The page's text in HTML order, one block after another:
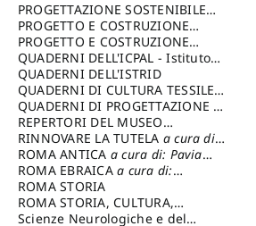
DELL'ARCHITETTURAa cura di:
Ippoliti Alessandro
PROGETTAZIONE SOSTENIBILE
PARTECIPATA
PROGETTO E COSTRUZIONE
DELL’ARCHITETTURA
PROGETTO E COSTRUZIONE
SOSTENIBILE
QUADERNI DELL'ICPAL - Istituto
centrale per il restauro e la
conservazione del patrimonio
archivistico e librario
QUADERNI DELL'ISTRID
QUADERNI DI CULTURA TESSILEa
cura di: Crispolti Livia
QUADERNI DI PROGETTAZIONE a
cura di: Giura Longo Tommaso
REPERTORI DEL MUSEO
CENTRALE DEL RISORGIMENTOa
cura di: Pizzo Marco
RINNOVARE LA TUTELA a cura di:
Cicalò Enrico
ROMA ANTICA a cura di: Pavia
Carlo
ROMA EBRAICAa cura di:
Procaccia Claudio
ROMA STORIA
ROMA STORIA, CULTURA,
IMMAGINEa cura di: Fagiolo
Scienze Neurologiche e del